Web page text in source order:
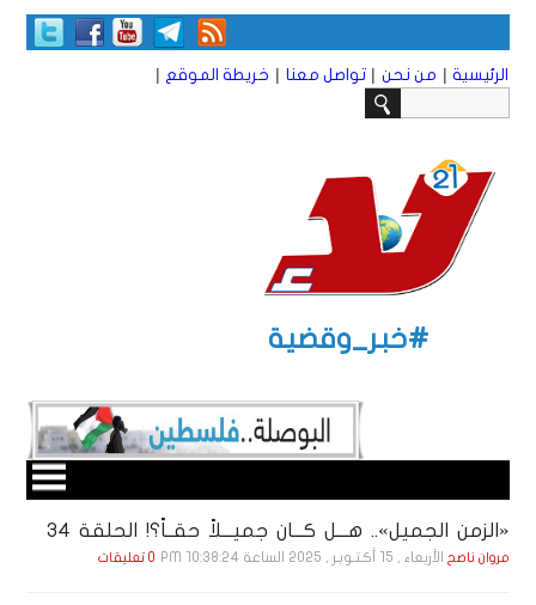
الرئيسية | من نحن | تواصل معنا | خريطة الموقع |
#خبر_وقضية
«الزمن الجميل».. هـــل كـــان جميـــلاً حقــاً؟! الحلقة 34
مروان ناصح الأربعاء , 15 أكـتـوبـر , 2025 الساعة 10:38:24 PM 0 تعليقات